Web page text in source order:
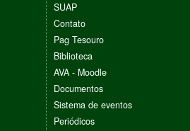
SUAP
Contato
Pag Tesouro
Biblioteca
AVA - Moodle
Documentos
Sistema de eventos
Periódicos